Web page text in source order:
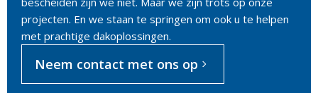
projecten. En we staan te springen om ook u te helpen
met prachtige dakoplossingen.
Neem contact met ons op